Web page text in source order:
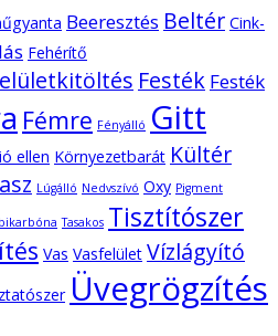
Beeresztés Beltér Cink-
Fehérítő
Festék Festék
Fémre Fényálló Gitt
ellen Környezetbarát Kültér
Lúgálló Nedvszívó Oxy Pigment
Tasakos Tisztítószer
Vas Vasfelület Vízlágyító
Üvegrögzítés